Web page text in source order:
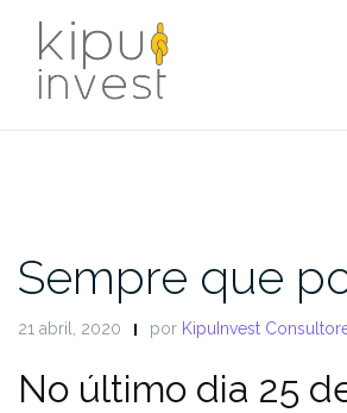
conteúdo
Sempre que
21 abril, 2020 por KipuInvest
No último dia 25